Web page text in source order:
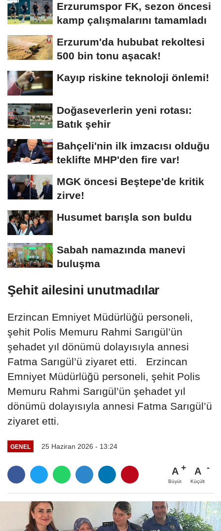
Erzurumspor FK, sezon öncesi
kamp çalışmalarını tamamladı
Erzurum'da hububat rekoltesi
500 bin tonu aşacak!
Kayıp riskine teknoloji önlemi!
Doğaseverlerin yeni rotası:
Batık şehir
Bahçeli'nin ilk imzacısı olduğu
teklifte MHP'den fire var!
MGK öncesi Beştepe'de kritik
zirve!
Husumet barışla son buldu
Sabah namazında manevi
buluşma
Şehit ailesini unutmadılar
Erzincan Emniyet Müdürlüğü personeli,
şehit Polis Memuru Rahmi Sarıgül’ün
şehadet yıl dönümü dolayısıyla annesi
Fatma Sarıgül’ü ziyaret etti. Erzincan
Emniyet Müdürlüğü personeli, şehit Polis
Memuru Rahmi Sarıgül’ün şehadet yıl
dönümü dolayısıyla annesi Fatma Sarıgül’ü
ziyaret etti.
GENEL 25 Haziran 2026 - 13:24
A
Büyüt
A
Küçült